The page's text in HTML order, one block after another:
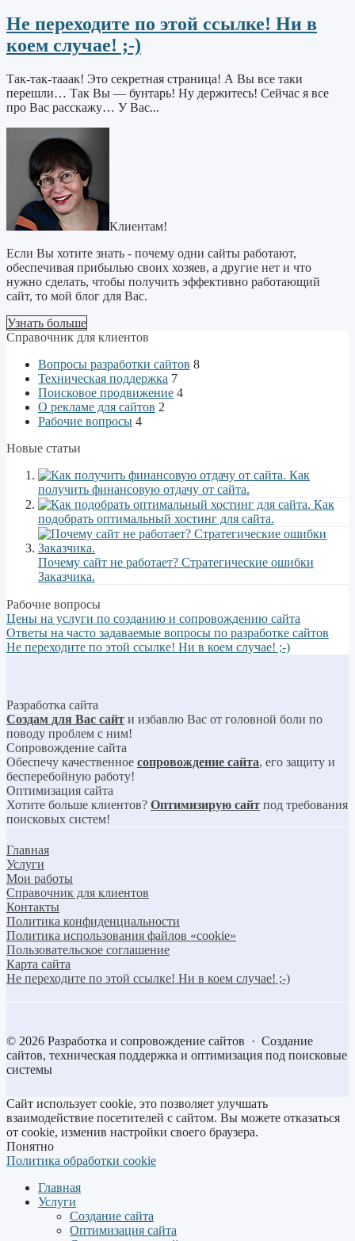
Не переходите по этой ссылке! Ни в
коем случае! ;-)
Так-так-тааак! Это секретная страница! А Вы все таки
перешли… Так Вы — бунтарь! Ну держитесь! Сейчас я все
про Вас расскажу… У Вас...
Клиентам!
Если Вы хотите знать - почему одни сайты работают,
обеспечивая прибылью своих хозяев, а другие нет и что
нужно сделать, чтобы получить эффективно работающий
сайт, то мой блог для Вас.
Узнать больше
Справочник для клиентов
Вопросы разработки сайтов 8
Техническая поддержка 7
Поисковое продвижение 4
О рекламе для сайтов 2
Рабочие вопросы 4
Новые статьи
Как
получить финансовую отдачу от сайта.
Как
подобрать оптимальный хостинг для сайта.
Почему сайт не работает? Стратегические ошибки
Заказчика.
Рабочие вопросы
Цены на услуги по созданию и сопровождению сайта
Ответы на часто задаваемые вопросы по разработке сайтов
Не переходите по этой ссылке! Ни в коем случае! ;-)
Разработка сайта
Создам для Вас сайт и избавлю Вас от головной боли по
поводу проблем с ним!
Сопровождение сайта
Обеспечу качественное сопровождение сайта, его защиту и
бесперебойную работу!
Оптимизация сайта
Хотите больше клиентов? Оптимизирую сайт под требования
поисковых систем!
Главная
Услуги
Мои работы
Справочник для клиентов
Контакты
Политика конфиденциальности
Политика использования файлов «cookie»
Пользовательское соглашение
Карта сайта
Не переходите по этой ссылке! Ни в коем случае! ;-)
© 2026 Разработка и сопровождение сайтов · Создание
сайтов, техническая поддержка и оптимизация под поисковые
системы
Сайт использует cookie, это позволяет улучшать
взаимодействие посетителей с сайтом. Вы можете отказаться
от cookie, изменив настройки своего браузера.
Понятно
Политика обработки cookie
Главная
Услуги
Создание сайта
Оптимизация сайта